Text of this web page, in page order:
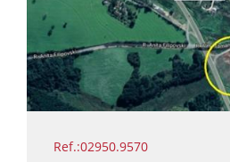
Ref.:02950.9570